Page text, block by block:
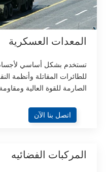
المعدات العسكرية
تستخدم بشكل أساسي لأجسام
للطائرات المقاتلة وأنظمة
الصارمة للقوة العالية
اتصل بنا الآن
المركبات الفضائيه